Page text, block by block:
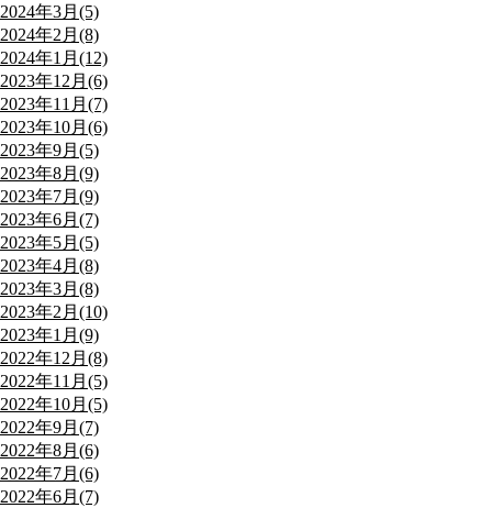
2024年3月(5)
2024年2月(8)
2024年1月(12)
2023年12月(6)
2023年11月(7)
2023年10月(6)
2023年9月(5)
2023年8月(9)
2023年7月(9)
2023年6月(7)
2023年5月(5)
2023年4月(8)
2023年3月(8)
2023年2月(10)
2023年1月(9)
2022年12月(8)
2022年11月(5)
2022年10月(5)
2022年9月(7)
2022年8月(6)
2022年7月(6)
2022年6月(7)